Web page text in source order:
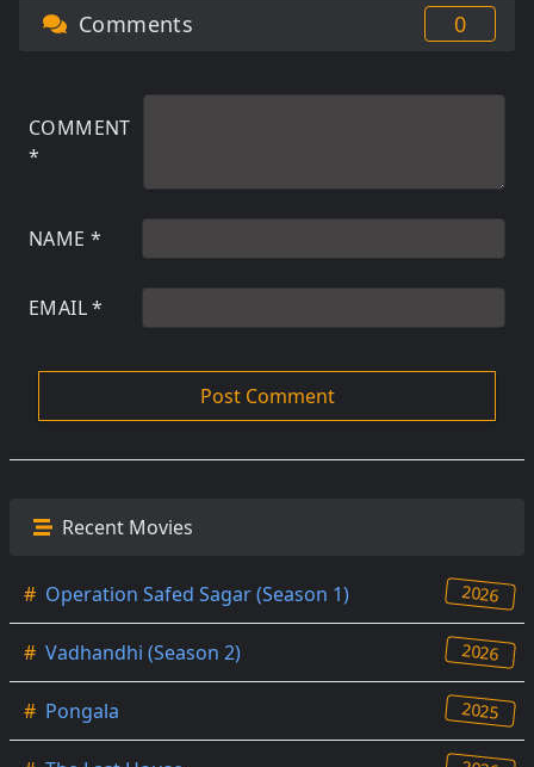
Comments 0
COMMENT
*
NAME *
EMAIL*
Recent Movies
# Operation Safed Sagar (Season 1) 2026
# Vadhandhi (Season 2) 2026
# Pongala 2025